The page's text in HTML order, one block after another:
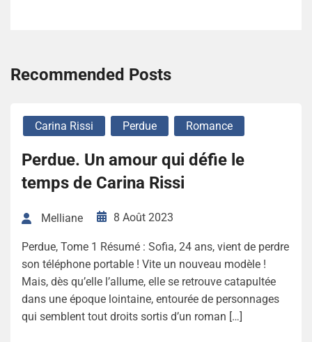
Recommended Posts
Carina Rissi Perdue Romance
Perdue. Un amour qui défie le
temps de Carina Rissi
Melliane 8 Août 2023
Perdue, Tome 1 Résumé : Sofia, 24 ans, vient de perdre
son téléphone portable ! Vite un nouveau modèle !
Mais, dès qu’elle l’allume, elle se retrouve catapultée
dans une époque lointaine, entourée de personnages
qui semblent tout droits sortis d’un roman […]